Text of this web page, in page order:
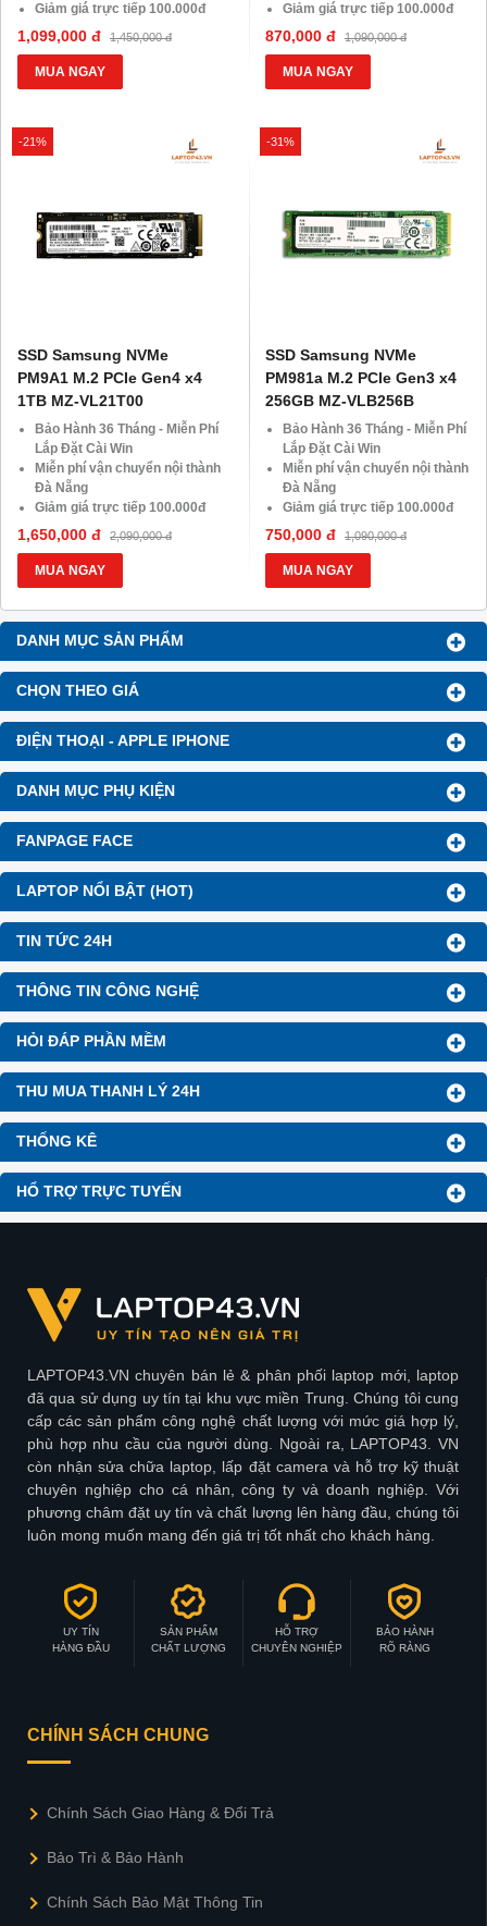
DANH MỤC SẢN PHẨM
CHỌN THEO GIÁ
ĐIỆN THOẠI - APPLE IPHONE
DANH MỤC PHỤ KIỆN
FANPAGE FACE
LAPTOP NỔI BẬT (HOT)
TIN TỨC 24H
THÔNG TIN CÔNG NGHỆ
HỎI ĐÁP PHẦN MỀM
THU MUA THANH LÝ 24H
THỐNG KÊ
HỔ TRỢ TRỰC TUYẾN
Giảm giá trực tiếp 100.000đ
đối với khách hàng Áp Dụng
VOCHER Trị Giá 850.000đ
1,099,000 đ 1,450,000 đ
MUA NGAY
Giảm giá trực tiếp 100.000đ
đối với khách hàng Áp Dụng
VOCHER Trị Giá 850.000đ
870,000 đ 1,090,000 đ
MUA NGAY
-21%
SSD Samsung NVMe
PM9A1 M.2 PCIe Gen4 x4
1TB MZ-VL21T00
Bảo Hành 36 Tháng - Miễn Phí
Lắp Đặt Cài Win
Miễn phí vận chuyển nội thành
Đà Nẵng
Giảm giá trực tiếp 100.000đ
đối với khách hàng Áp Dụng
VOCHER Trị Giá 850.000đ
1,650,000 đ 2,090,000 đ
MUA NGAY
-31%
SSD Samsung NVMe
PM981a M.2 PCIe Gen3 x4
256GB MZ-VLB256B
Bảo Hành 36 Tháng - Miễn Phí
Lắp Đặt Cài Win
Miễn phí vận chuyển nội thành
Đà Nẵng
Giảm giá trực tiếp 100.000đ
đối với khách hàng Áp Dụng
VOCHER Trị Giá 850.000đ
750,000 đ 1,090,000 đ
MUA NGAY
LAPTOP43.VN chuyên bán lẻ & phân phối laptop mới, laptop
đã qua sử dụng uy tín tại khu vực miền Trung. Chúng tôi cung
cấp các sản phẩm công nghệ chất lượng với mức giá hợp lý,
phù hợp nhu cầu của người dùng. Ngoài ra, LAPTOP43. VN
còn nhận sửa chữa laptop, lấp đặt camera và hỗ trợ kỹ thuật
chuyên nghiệp cho cá nhân, công ty và doanh nghiệp. Với
phương châm đặt uy tín và chất lượng lên hàng đầu, chúng tôi
luôn mong muốn mang đến giá trị tốt nhất cho khách hàng.
UY TÍN
HÀNG ĐẦU
SẢN PHẨM
CHẤT LƯỢNG
HỖ TRỢ
CHUYÊN NGHIỆP
BẢO HÀNH
RÕ RÀNG
CHÍNH SÁCH CHUNG
Chính Sách Giao Hàng & Đổi Trả
Bảo Trì & Bảo Hành
Chính Sách Bảo Mật Thông Tin